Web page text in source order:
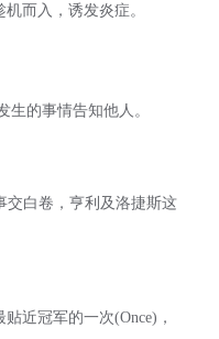
而入，诱发炎症。
生的事情告知他人。
交白卷，亨利及洛捷斯这
近冠军的一次(Once)，